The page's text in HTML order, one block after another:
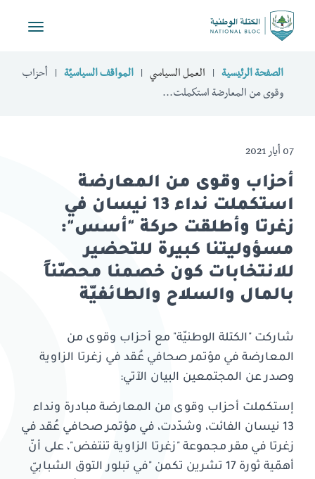
Toggle
الصفحة الرئيسية العمل السياسي المواقف السياسيّة
أحزاب
وقوى من المعارضة استكملت...
07 أيار 2021
أحزاب وقوى من المعارضة
استكملت نداء 13 نيسان في
زغرتا وأطلقت حركة "أسس":
مسؤوليتنا كبيرة للتحضير
للانتخابات كون خصمنا محصّناً
بالمال والسلاح والطائفيّة
شاركت "الكتلة الوطنيّة" مع أحزاب وقوى من
المعارضة في مؤتمر صحافي عُقد في زغرتا الزاوية
وصدر عن المجتمعين البيان الآتي:
إستكملت أحزاب وقوى من المعارضة مبادرة ونداء
13 نيسان الفائت، وشدّدت، في مؤتمر صحافي عُقد في
زغرتا في مقر مجموعة "زغرتا الزاوية تنتفض"، على أنّ
أهمّية ثورة 17 تشرين تكمن "في تبلور التوق الشبابيّ